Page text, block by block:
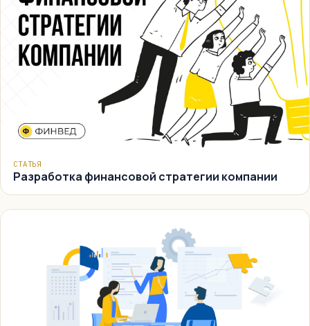
СТАТЬЯ
Разработка финансовой стратегии компании